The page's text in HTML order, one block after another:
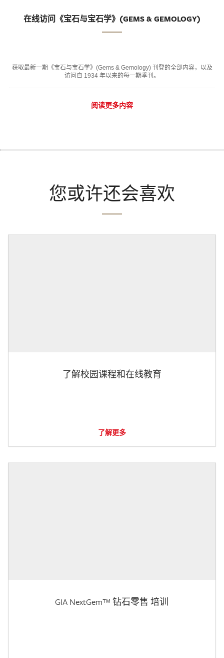
在线访问《宝石与宝石学》(GEMS & GEMOLOGY)
获取最新一期《宝石与宝石学》(Gems & Gemology) 刊登的全部内容，以及
访问自 1934 年以来的每一期季刊。
阅读更多内容
您或许还会喜欢
了解校园课程和在线教育
了解更多
GIA NextGem™ 钻石零售 培训